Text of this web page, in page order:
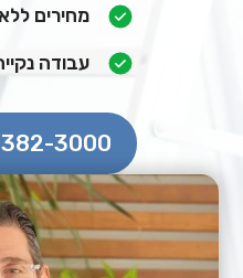
מחירים
עבודה
3000